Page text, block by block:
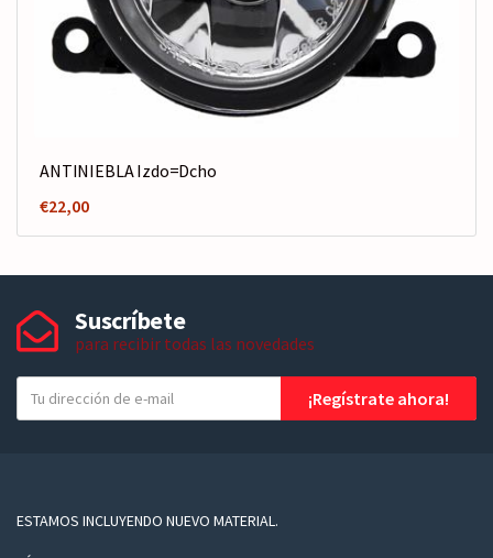
ANTINIEBLA Izdo=Dcho
€22,00
Suscríbete
para recibir todas las novedades
u
a
¡Regístrate ahora!
ESTAMOS INCLUYENDO NUEVO MATERIAL.